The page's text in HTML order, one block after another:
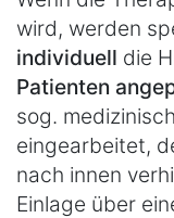
wird, werden
individuell die
Patienten
sog.
eingearbeitet,
nach innen
Einlage über